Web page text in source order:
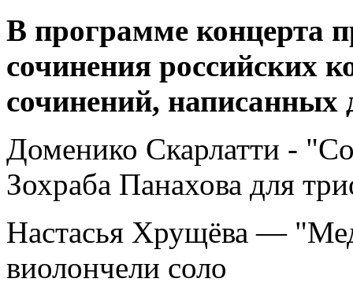
В программе концерта
сочинения российских
сочинений, написанных
Доменико Скарлатти -
Зохраба Панахова для
Настасья Хрущёва —
виолончели соло